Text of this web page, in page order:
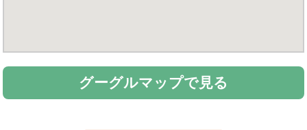
グーグルマップで見る